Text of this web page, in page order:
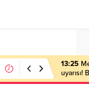
13:25
uyarısı!